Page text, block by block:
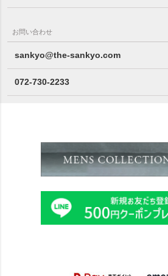
お問い合わせ
sankyo@the-sankyo.com
072-730-2233